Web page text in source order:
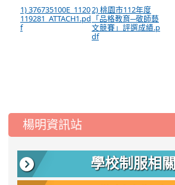
1) 376735100E_1120
119281_ATTACH1.pd
f
2) 桃園市112年度
「品格教育─敬師藝
文競賽」評選成績.p
df
::: 楊明資訊站
學校制服相關